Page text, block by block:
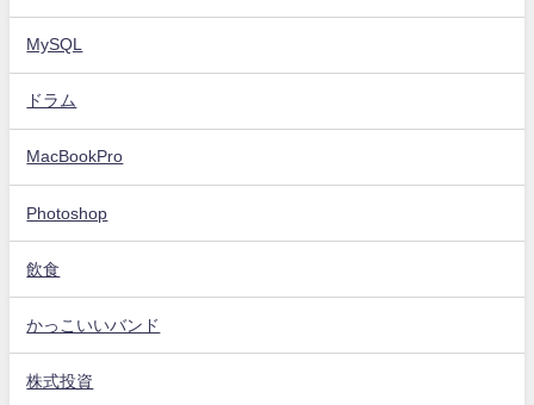
MySQL
ドラム
MacBookPro
Photoshop
飲食
かっこいいバンド
株式投資